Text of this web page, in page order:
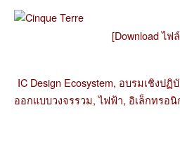
[Download ไฟ
IC Design Ecosystem, อบรมเชิงปฏิ
ออกแบบวงจรรวม,ไฟฟ้า, อิเล็กทรอ